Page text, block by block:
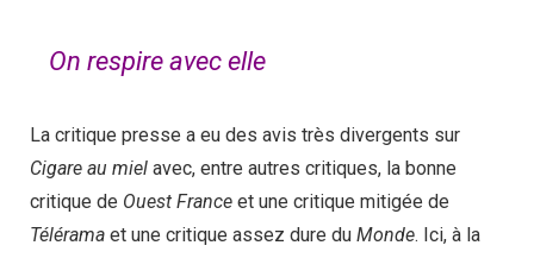
On respire avec elle
La critique presse a eu des avis très divergents sur
Cigare au miel avec, entre autres critiques, la bonne
critique de Ouest France et une critique mitigée de
Télérama et une critique assez dure du Monde. Ici, à la